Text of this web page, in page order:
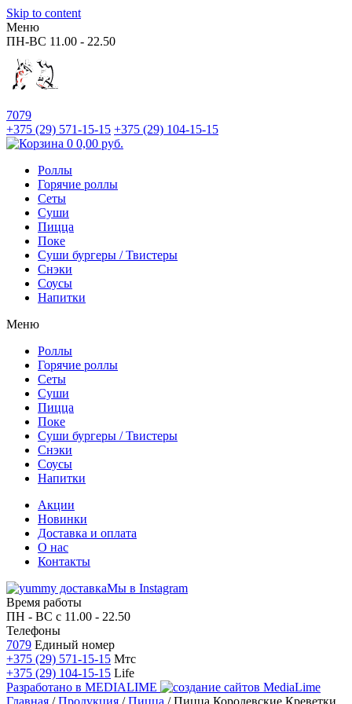
Skip to content
Меню
ПН-ВС 11.00 - 22.50
7079
+375 (29) 571-15-15 +375 (29) 104-15-15
0 0,00 руб.
Роллы
Горячие роллы
Сеты
Суши
Пицца
Поке
Суши бургеры / Твистеры
Снэки
Соусы
Напитки
Меню
Роллы
Горячие роллы
Сеты
Суши
Пицца
Поке
Суши бургеры / Твистеры
Снэки
Соусы
Напитки
Акции
Новинки
Доставка и оплата
О нас
Контакты
Мы в Instagram
Время работы
ПН - ВС с 11.00 - 22.50
Телефоны
7079 Единый номер
+375 (29) 571-15-15 Мтс
+375 (29) 104-15-15 Life
Разработано в MEDIALIME
Главная /Продукция /Пицца /Пицца Королевские Креветки